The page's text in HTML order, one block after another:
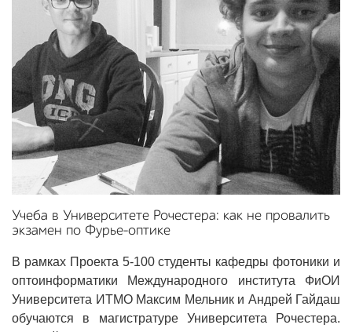
Учеба в Университете Рочестера: как не провалить
экзамен по Фурье-оптике
В рамках Проекта 5-100 студенты кафедры фотоники и
оптоинформатики Международного института ФиОИ
Университета ИТМО Максим Мельник и Андрей Гайдаш
обучаются в магистратуре Университета Рочестера.